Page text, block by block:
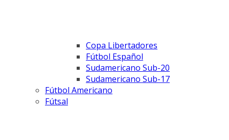
Copa Libertadores
Fútbol Español
Sudamericano Sub-20
Sudamericano Sub-17
Fútbol Americano
Fútsal